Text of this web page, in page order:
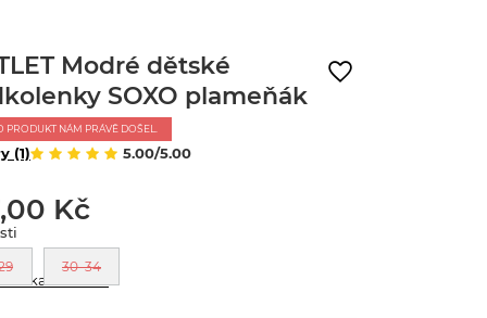
Modré dětské
SOXO plameňák
PRODUKT NÁM PRÁVĚ DOŠEL.
5.00/5.00
(1)
Kč
30–34
velikostí